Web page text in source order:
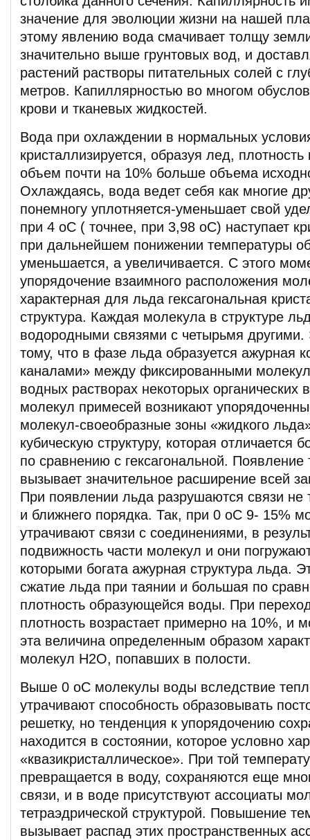
значение для эволюции жизни на нашей
этому явлению вода смачивает толщу
значительно выше грунтовых вод, и
растений растворы питательных солей с
метров. Капиллярностью во многом
крови и тканевых жидкостей.
Вода при охлаждении в нормальных
кристаллизируется, образуя лед,
объем почти на 10% больше объема
Охлаждаясь, вода ведет себя как многие
понемногу уплотняется-уменьшает свой
при 4 оС ( точнее, при 3,98 оС) наступает
при дальнейшем понижении температуры
уменьшается, а увеличивается. С этого
упорядочение взаимного расположения
характерная для льда гексагональная
структура. Каждая молекула в структуре
водородными связями с четырьмя другими.
тому, что в фазе льда образуется ажурная
каналами» между фиксированными
водных растворах некоторых органических
молекул примесей возникают
молекул-своеобразные зоны «жидкого
кубическую структуру, которая отличается
по сравнению с гексагональной. Появление
вызывает значительное расширение всей
При появлении льда разрушаются связи не
и ближнего порядка. Так, при 0 оС 9- 15%
утрачивают связи с соединениями, в
подвижность части молекул и они
которыми богата ажурная структура льда.
сжатие льда при таянии и большая по
плотность образующейся воды. При
плотность возрастает примерно на 10%, и
эта величина определенным образом
молекул Н2О, попавших в полости.
Выше 0 оС молекулы воды вследствие
утрачивают способность образовывать
решетку, но тенденция к упорядочению
находится в состоянии, которое условно
«квазикристаллическое». При той
превращается в воду, сохраняются еще
связи, и в воде присутствуют ассоциаты
тетраэдрической структурой. Повышение
вызывает распад этих пространственных